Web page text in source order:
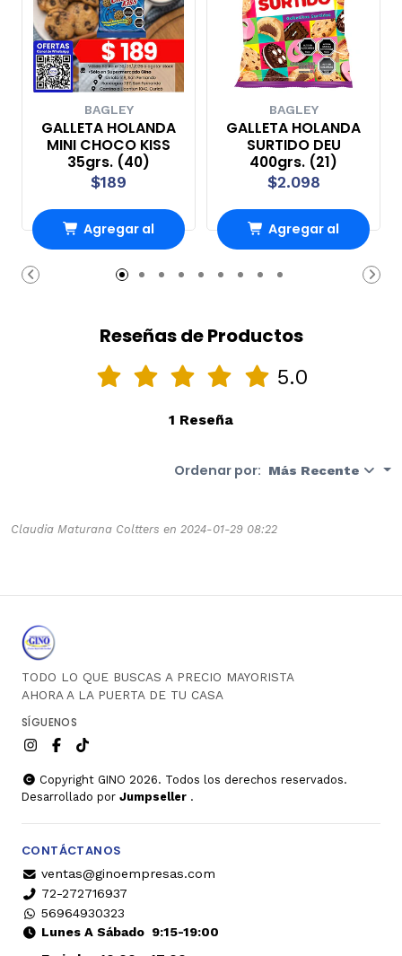
BAGLEY
GALLETA HOLANDA
MINI CHOCO KISS
35grs. (40)
$189
Agregar al
carrito
BAGLEY
GALLETA HOLANDA
SURTIDO DEU
400grs. (21)
$2.098
Agregar al
carrito
Reseñas de Productos
5.0
1 Reseña
Ordenar por: Más Recente
Claudia Maturana Coltters en 2024-01-29 08:22
TODO LO QUE BUSCAS A PRECIO MAYORISTA
AHORA A LA PUERTA DE TU CASA
SÍGUENOS
Copyright GINO 2026. Todos los derechos reservados.
Desarrollado por Jumpseller .
CONTÁCTANOS
ventas@ginoempresas.com
72-272716937
56964930323
Lunes A Sábado9:15-19:00